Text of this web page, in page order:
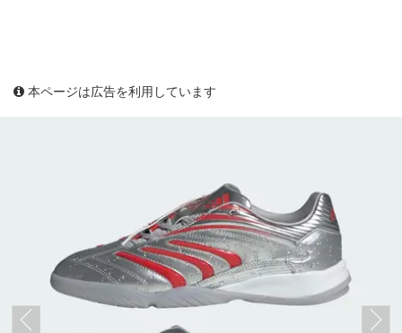
本ページは広告を利用しています